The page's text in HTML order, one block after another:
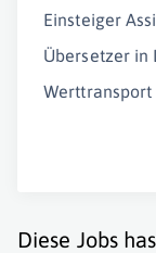
Einsteiger
Übersetzer in
Werttransport
Diese Jobs